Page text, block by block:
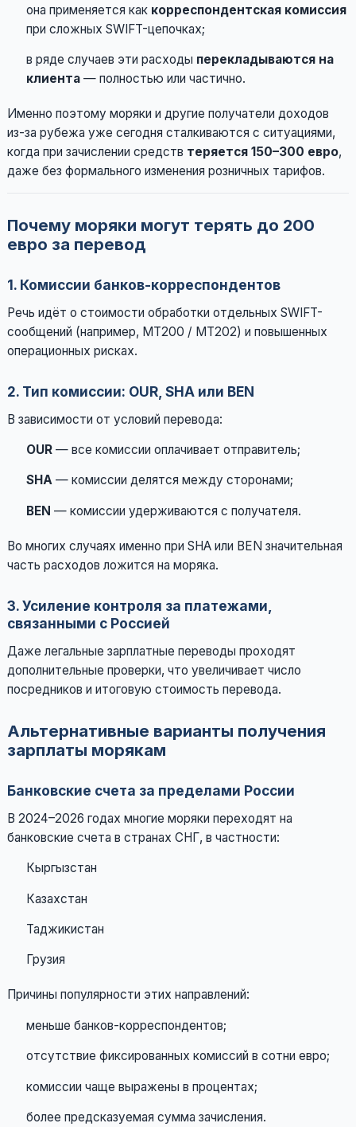
она применяется как корреспондентская комиссия
при сложных SWIFT-цепочках;
в ряде случаев эти расходы перекладываются на
клиента— полностью или частично.
Именно поэтому моряки и другие получатели доходов
из-за рубежа уже сегодня сталкиваются с ситуациями,
когда при зачислении средств теряется 150–300 евро,
даже без формального изменения розничных тарифов.
Почему моряки могут терять до 200
евро за перевод
1. Комиссии банков-корреспондентов
Речь идёт о стоимости обработки отдельных SWIFT-
сообщений (например, MT200 / MT202) и повышенных
операционных рисках.
2. Тип комиссии: OUR, SHA или BEN
В зависимости от условий перевода:
OUR— все комиссии оплачивает отправитель;
SHA— комиссии делятся между сторонами;
BEN — комиссии удерживаются с получателя.
Во многих случаях именно при SHA или BEN значительная
часть расходов ложится на моряка.
3. Усиление контроля за платежами,
связанными с Россией
Даже легальные зарплатные переводы проходят
дополнительные проверки, что увеличивает число
посредников и итоговую стоимость перевода.
Альтернативные варианты получения
зарплаты морякам
Банковские счета за пределами России
В 2024–2026 годах многие моряки переходят на
банковские счета в странах СНГ, в частности:
Кыргызстан
Казахстан
Таджикистан
Грузия
Причины популярности этих направлений:
меньше банков-корреспондентов;
отсутствие фиксированных комиссий в сотни евро;
комиссии чаще выражены в процентах;
более предсказуемая сумма зачисления.